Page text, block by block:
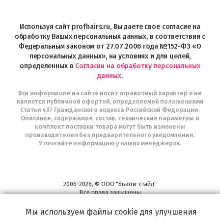
Telegram
Используя сайт profhairs.ru, Вы даете свое согласие на
обработку Ваших персональных данных, в соответствии с
Федеральным законом от 27.07.2006 года №152-ФЗ «О
персональных данных», на условиях и для целей,
определенных в Согласии на обработку персональных
данных.
Вся информация на сайте носит справочный характер и не
является публичной офертой, определяемой положениями
Статьи 437 Гражданского кодекса Российской Федерации.
Описание, содержимое, состав, технические параметры и
комплект поставки товара могут быть изменены
производителем без предварительного уведомления.
Уточняйте информацию у наших менеджеров.
2006-2026, © ООО "Бьюти-стайл"
Все права защищены
Широкий выбор инструментов, аксессуаров и принадлежностей для
Мы используем файлы cookie для улучшения